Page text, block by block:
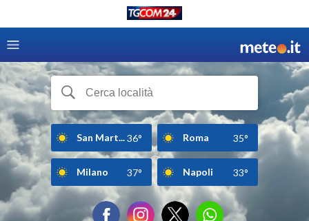
San Mart...36° Roma 35°
Milano 37° Napoli 33°